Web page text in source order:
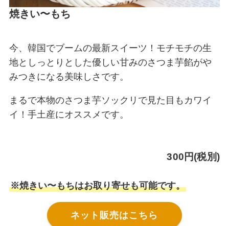
焼きい〜もち
今、韓国でブームの最新スイーツ！モチモチの生
地としっとりとした優しい甘みのさつま芋餡がや
みつきになる美味しさです。
まるで本物のさつま芋ソックリで見た目もカワイ
イ！手土産にオススメです。
300円(税別)
※焼きい〜もちはお取り寄せも可能です。
ネット販売はこちら